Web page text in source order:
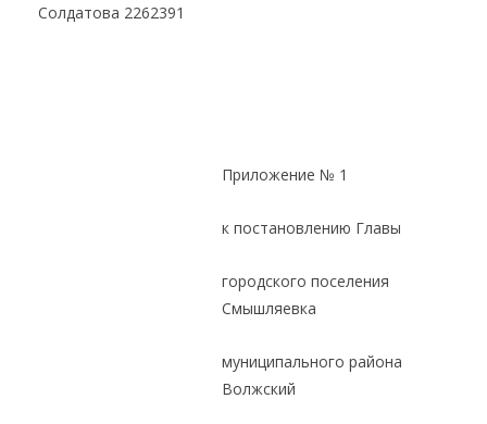
Солдатова 2262391
Приложение № 1
к постановлению Главы
городского поселения
Смышляевка
муниципального района
Волжский